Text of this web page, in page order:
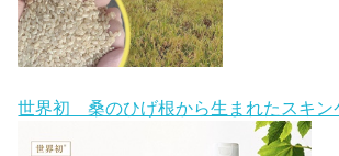
世界初 桑のひげ根から生まれたスキン